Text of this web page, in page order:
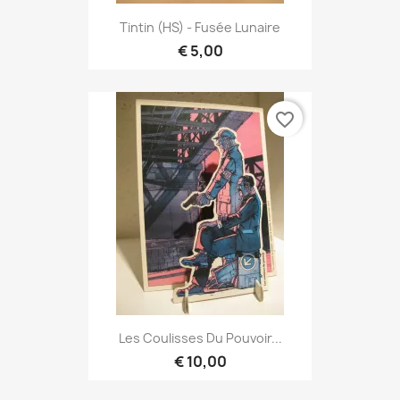
Tintin (HS) - Fusée Lunaire
€ 5,00
Les Coulisses Du Pouvoir...
€ 10,00
favorite_border